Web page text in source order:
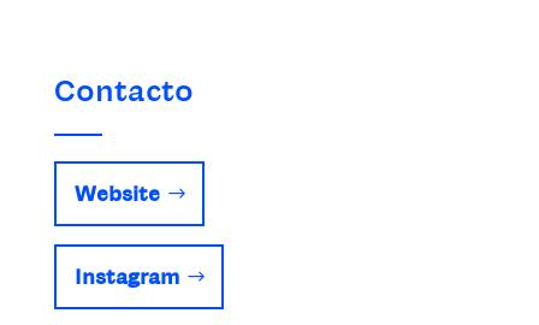
Contacto
Website
Instagram